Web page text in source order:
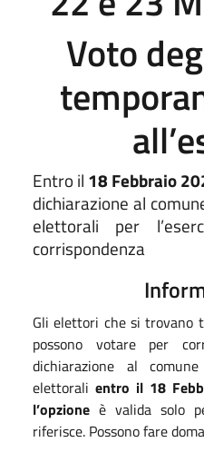
Voto
Entro il 18 Febbraio
dichiarazione al
elettorali per
corrispondenza
Gli elettori che si trovano
possono votare per
dichiarazione al
elettoralientro il 18
l’opzione è valida solo
riferisce. Possono fare